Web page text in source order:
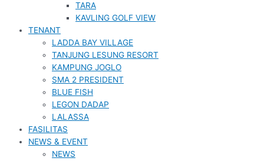
TARA
KAVLING GOLF VIEW
TENANT
LADDA BAY VILLAGE
TANJUNG LESUNG RESORT
KAMPUNG JOGLO
SMA 2 PRESIDENT
BLUE FISH
LEGON DADAP
LALASSA
FASILITAS
NEWS & EVENT
NEWS